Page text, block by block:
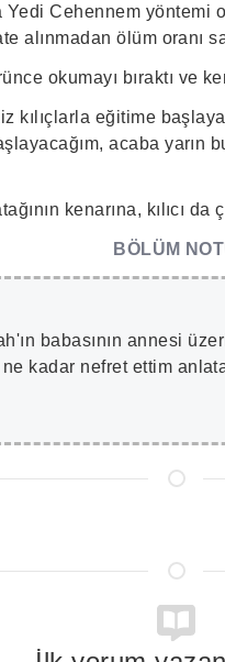
Cehennem yöntemi
alınmadan ölüm oranı
okumayı bıraktı ve
kılıçlarla eğitime
acaba yarın
kenarına, kılıcı
BÖLÜM
babasının annesi
kadar nefret ettim